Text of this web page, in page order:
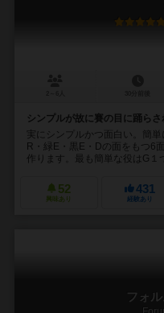
シンプルが故に賽の目に踊らさ
実にシンプルかつ面白い。簡
R・緑E・黒E・Dの面をもつ6
作ります。最も簡単な役はG１
52
興味あり
431
経験あり
フォ